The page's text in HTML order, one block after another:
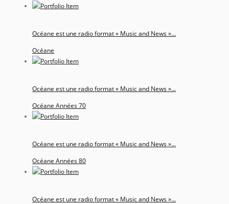
Océane est une radio format « Music and News »...
Océane
Océane est une radio format « Music and News »...
Océane Années 70
Océane est une radio format « Music and News »...
Océane Années 80
Océane est une radio format « Music and News »...